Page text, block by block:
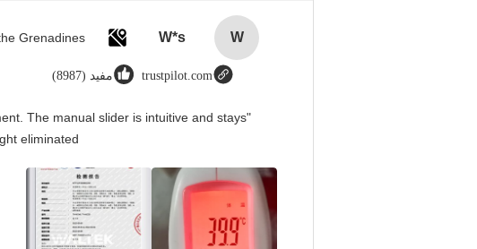
W
W*s
trustpilot.com مفيد (8987)
The manual slider is intuitive and stays
eliminated！